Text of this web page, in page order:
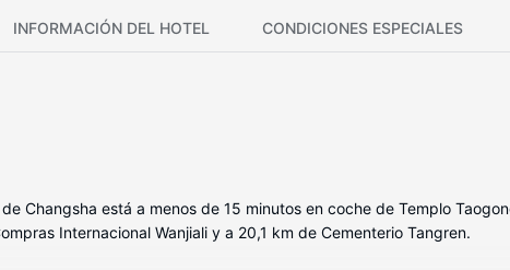
INFORMACIÓN DEL HOTEL CONDICIONES ESPECIALES
Changsha está a menos de 15 minutos en coche de Templo
Internacional Wanjiali y a 20,1 km de Cementerio Tangren.